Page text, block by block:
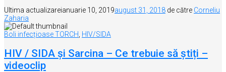
Ultima actualizareianuarie 10, 2019august 31, 2018 de către Corneliu
Zaharia
Boli infecțioase TORCH, HIV/SIDA
HIV / SIDA și Sarcina – Ce trebuie să știți –
videoclip